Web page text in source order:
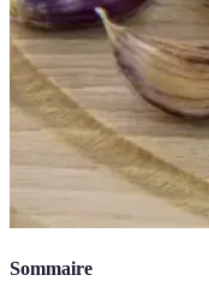
Sommaire